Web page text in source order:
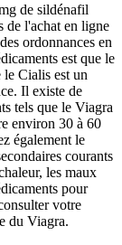
de sildénafil
de l'achat en ligne
ordonnances en
est que le
le Cialis est un
Il existe de
tels que le Viagra
environ 30 à 60
également le
courants
les maux
pour
votre
du Viagra.